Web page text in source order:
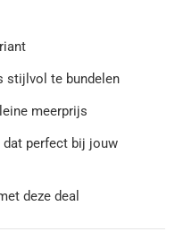
stijlvol te bundelen
meerprijs
perfect bij jouw
deze deal